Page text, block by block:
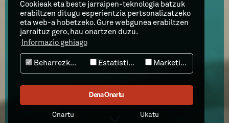
Cookieak eta beste jarraipen-teknologia batzuk
erabiltzen ditugu esperientzia pertsonalizatzeko
eta web-a hobetzeko. Gure webgunea erabiltzen
jarraituz gero, hau onartzen duzu.
Informazio gehiago
Beharrezkoak Estatistika Marketing
Dena Onartu
Onartu Ukatu